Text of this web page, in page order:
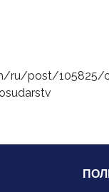
ru/post/105825/